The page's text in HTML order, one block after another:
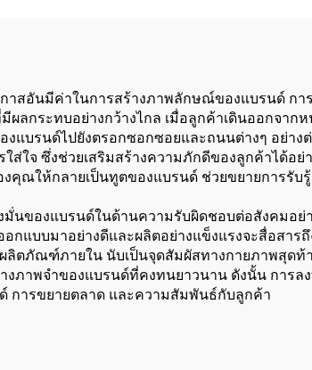
สอันมีค่าในการสร้างภาพลักษณ์ของแบรนด์ กา
ผลกระทบอย่างกว้างไกล เมื่อลูกค้าเดินออกจาก
บรนด์ไปยังตรอกซอกซอยและถนนต่างๆ อย่าง
ส่ใจ ซึ่งช่วยเสริมสร้างความภักดีของลูกค้าได้อ
คุณให้กลายเป็นทูตของแบรนด์ ช่วยขยายการรับ
นของแบรนด์ในด้านความรับผิดชอบต่อสังคมอย่
แบบมาอย่างดีและผลิตอย่างแข็งแรงจะสื่อสาร
ลิตภัณฑ์ภายใน นับเป็นจุดสัมผัสทางกายภาพสุดท้
ภาพจำของแบรนด์ที่คงทนยาวนาน ดังนั้น การล
การขยายตลาด และความสัมพันธ์กับลูกค้า